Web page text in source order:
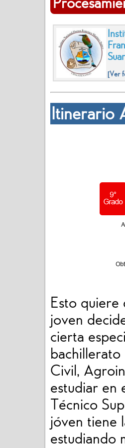
[Ver
Itinerario
Esto
joven
cierta
Civil,
estudiar en
Técnico
jóven tiene
estudiando